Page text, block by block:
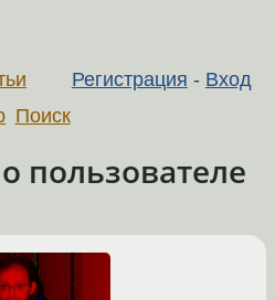
Регистрация - Вход
Поиск
пользователе